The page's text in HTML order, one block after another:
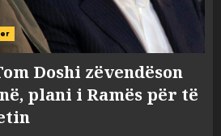
Doshi zëvendëson
plani i Ramës për të